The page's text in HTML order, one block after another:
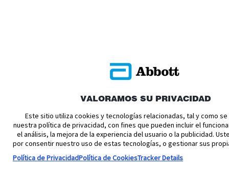
VALORAMOS SU PRIVACIDAD
Este sitio utiliza cookies y tecnologías relacionadas, tal y como
nuestra política de privacidad, con fines que pueden incluir el
el análisis, la mejora de la experiencia del usuario o la publicidad.
por consentir nuestro uso de estas tecnologías, o gestionar sus
Política de PrivacidadPolítica de CookiesTracker Details